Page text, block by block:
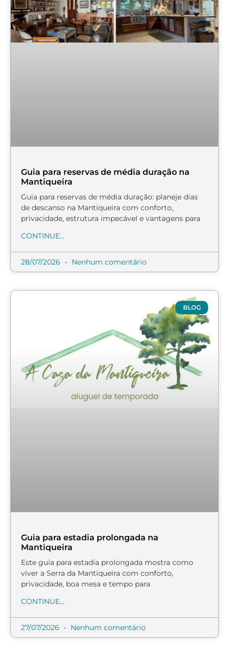
Guia para reservas de média duração na
Mantiqueira
Guia para reservas de média duração: planeje dias
de descanso na Mantiqueira com conforto,
privacidade, estrutura impecável e vantagens para
CONTINUE...
28/07/2026 Nenhum comentário
BLOG
Guia para estadia prolongada na
Mantiqueira
Este guia para estadia prolongada mostra como
viver a Serra da Mantiqueira com conforto,
privacidade, boa mesa e tempo para
CONTINUE...
27/07/2026 Nenhum comentário